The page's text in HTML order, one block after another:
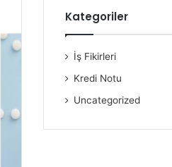
Kategoriler
İş Fikirleri
Kredi Notu
Uncategorized